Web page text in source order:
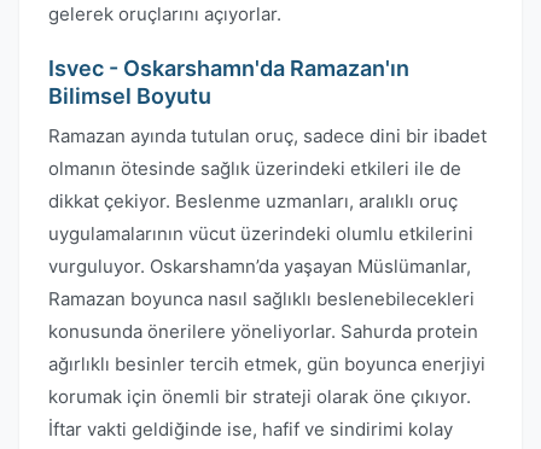
gelerek oruçlarını açıyorlar.
Isvec - Oskarshamn'da Ramazan'ın
Bilimsel Boyutu
Ramazan ayında tutulan oruç, sadece dini bir ibadet
olmanın ötesinde sağlık üzerindeki etkileri ile de
dikkat çekiyor. Beslenme uzmanları, aralıklı oruç
uygulamalarının vücut üzerindeki olumlu etkilerini
vurguluyor. Oskarshamn’da yaşayan Müslümanlar,
Ramazan boyunca nasıl sağlıklı beslenebilecekleri
konusunda önerilere yöneliyorlar. Sahurda protein
ağırlıklı besinler tercih etmek, gün boyunca enerjiyi
korumak için önemli bir strateji olarak öne çıkıyor.
İftar vakti geldiğinde ise, hafif ve sindirimi kolay